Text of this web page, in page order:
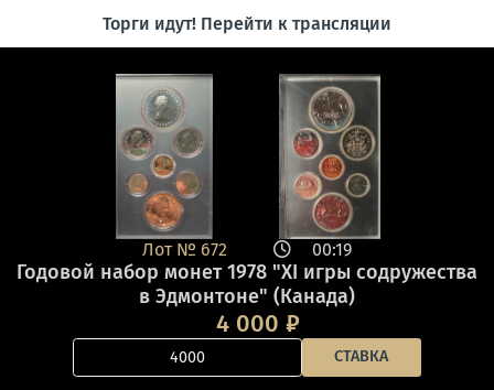
Торги идут! Перейти к трансляции
Лот № 672 00:19
Годовой набор монет 1978 "XI игры содружества
в Эдмонтоне" (Канада)
СТАВКА
4 000 ₽